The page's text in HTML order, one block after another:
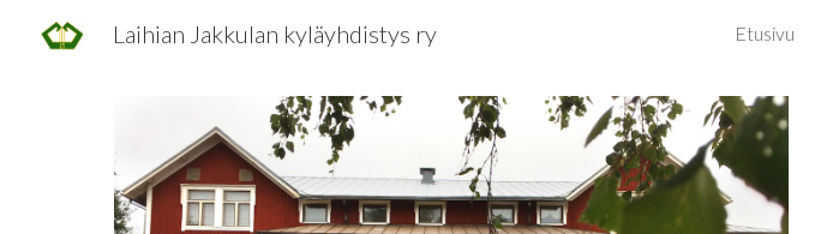
Laihian Jakkulan kyläyhdistys ry Etusivu